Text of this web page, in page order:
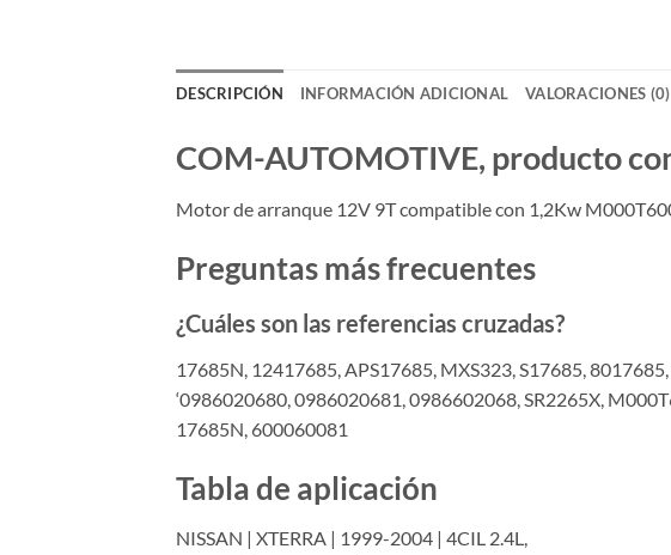
DESCRIPCIÓN INFORMACIÓN ADICIONAL VALORACIONES (0)
COM-AUTOMOTIVE, producto
Motor de arranque 12V 9T compatible con 1,2Kw
Preguntas más frecuentes
¿Cuáles son las referencias cruzadas?
17685N, 12417685, APS17685, MXS323, S17685,
‘0986020680, 0986020681, 0986602068, SR2265X,
17685N, 600060081
Tabla de aplicación
NISSAN | XTERRA | 1999-2004 | 4CIL 2.4L,